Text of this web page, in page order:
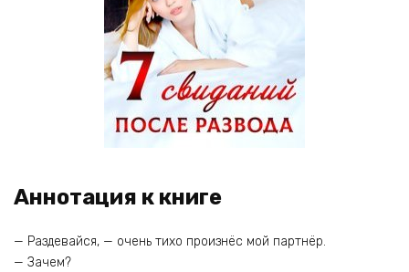
Аннотация к книге
— Раздевайся, — очень тихо произнёс мой партнёр.
— Зачем?